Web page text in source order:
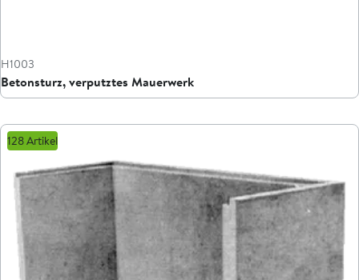
H1003
Betonsturz, verputztes Mauerwerk
128 Artikel